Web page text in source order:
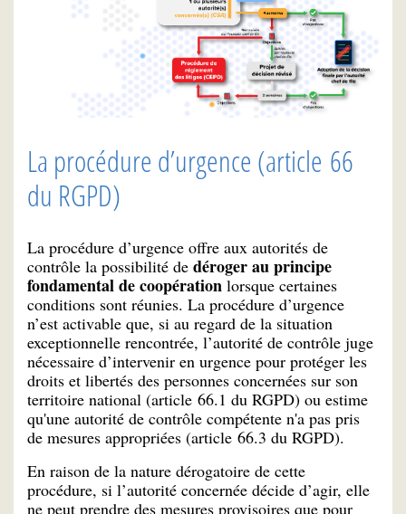
La procédure d’urgence (article 66
du RGPD)
La procédure d’urgence offre aux autorités de
contrôle la possibilité de déroger au principe
fondamental de coopération lorsque certaines
conditions sont réunies. La procédure d’urgence
n’est activable que, si au regard de la situation
exceptionnelle rencontrée, l’autorité de contrôle juge
nécessaire d’intervenir en urgence pour protéger les
droits et libertés des personnes concernées sur son
territoire national (article 66.1 du RGPD) ou estime
qu'une autorité de contrôle compétente n'a pas pris
de mesures appropriées (article 66.3 du RGPD).
En raison de la nature dérogatoire de cette
procédure, si l’autorité concernée décide d’agir, elle
ne peut prendre des mesures provisoires que pour